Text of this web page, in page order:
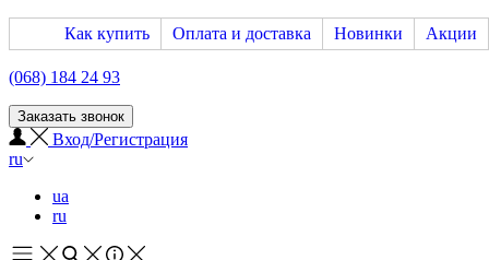
Как купить Оплата и доставка Новинки Акции
(068) 184 24 93
Заказать звонок
Вход/Регистрация
ru
ua
ru